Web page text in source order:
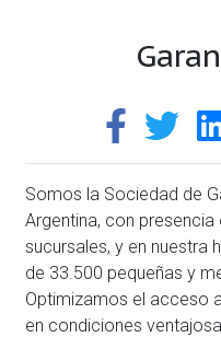
Somos la Sociedad de
Argentina, con
sucursales, y en nuestra
de 33.500 pequeñas y
Optimizamos el acceso
en condiciones